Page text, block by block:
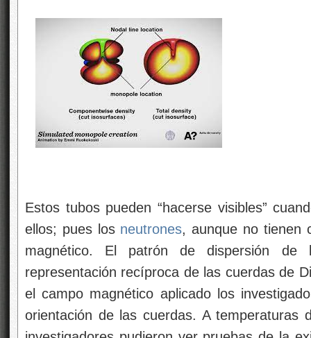
Estos tubos pueden “hacerse visibles”
ellos; pues los neutrones, aunque no tienen
magnético. El patrón de dispersión
representación recíproca de las cuerdas de
el campo magnético aplicado los
orientación de las cuerdas. A